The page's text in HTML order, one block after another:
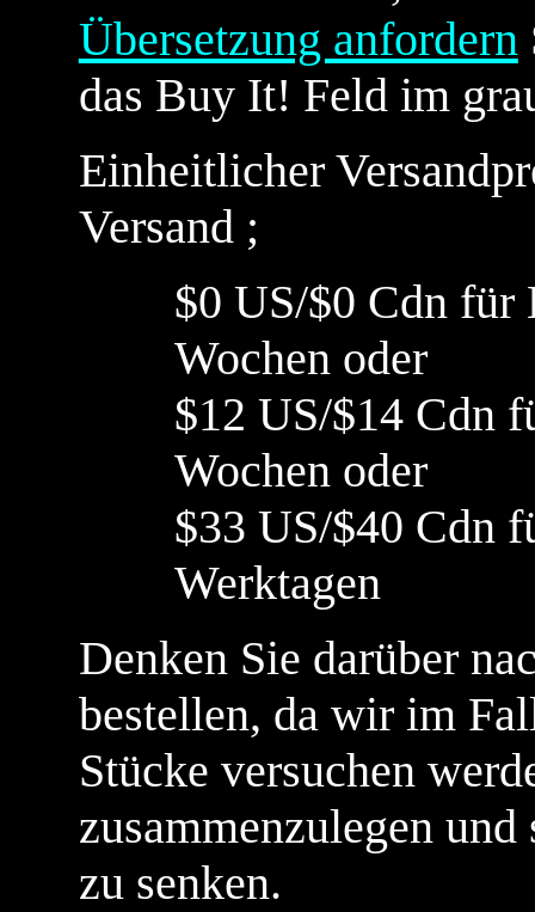
Übersetzung anfordern
das Buy It! Feld im
Einheitlicher
Versand ;
$0 US/$0 Cdn
Wochen oder
$12 US/$14 Cdn
Wochen oder
$33 US/$40 Cdn
Werktagen
Denken Sie darüber
bestellen, da wir im
Stücke versuchen
zusammenzulegen
zu senken.